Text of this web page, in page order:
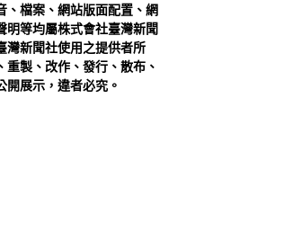
、檔案、網站版面配置、網
明等均屬株式會社臺灣新聞
灣新聞社使用之提供者所
製、改作、發行、散布、
展示，違者必究。